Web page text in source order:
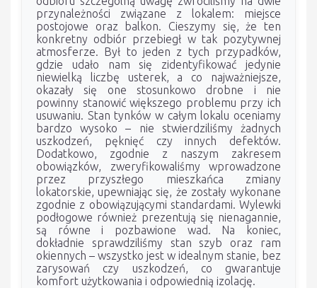
przynależności związane z lokalem: miejsce
postojowe oraz balkon. Cieszymy się, że ten
konkretny odbiór przebiegł w tak pozytywnej
atmosferze. Był to jeden z tych przypadków,
gdzie udało nam się zidentyfikować jedynie
niewielką liczbę usterek, a co najważniejsze,
okazały się one stosunkowo drobne i nie
powinny stanowić większego problemu przy ich
usuwaniu. Stan tynków w całym lokalu oceniamy
bardzo wysoko – nie stwierdziliśmy żadnych
uszkodzeń, pęknięć czy innych defektów.
Dodatkowo, zgodnie z naszym zakresem
obowiązków, zweryfikowaliśmy wprowadzone
przez przyszłego mieszkańca zmiany
lokatorskie, upewniając się, że zostały wykonane
zgodnie z obowiązującymi standardami. Wylewki
podłogowe również prezentują się nienagannie,
są równe i pozbawione wad. Na koniec,
dokładnie sprawdziliśmy stan szyb oraz ram
okiennych – wszystko jest w idealnym stanie, bez
zarysowań czy uszkodzeń, co gwarantuje
komfort użytkowania i odpowiednią izolację.